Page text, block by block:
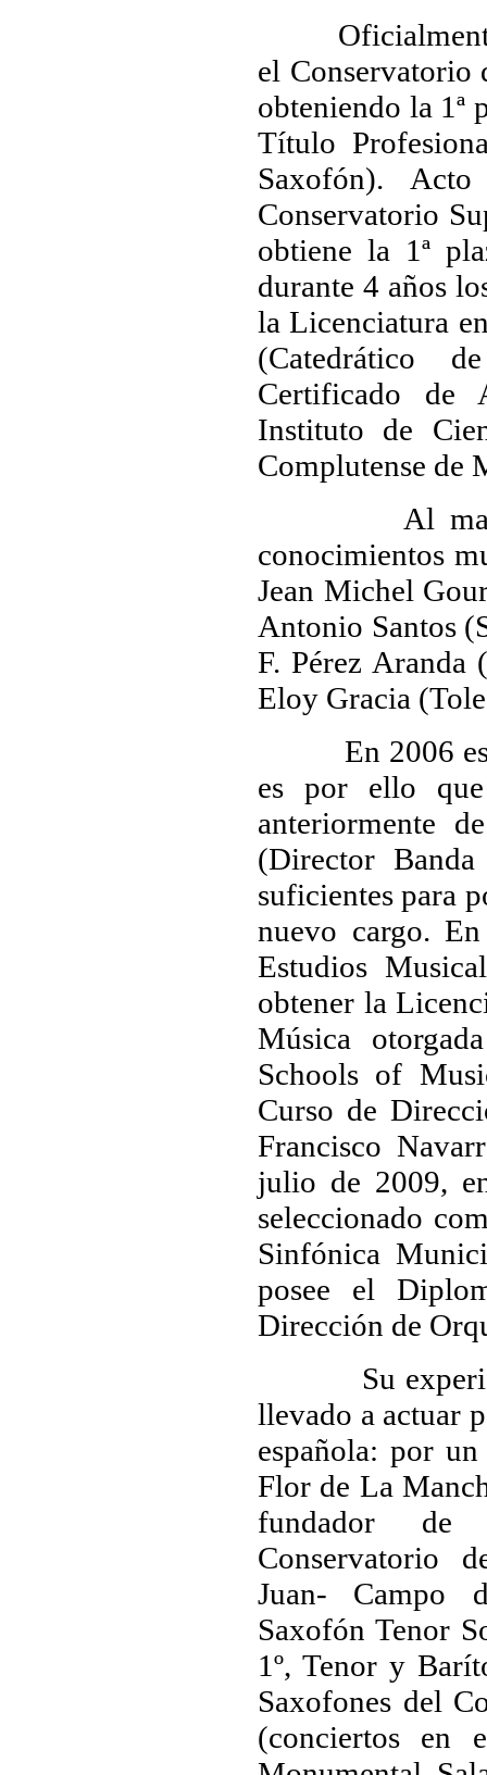
Oficialmente
el Conservatorio
obteniendo la 1ª
Título
Saxofón).
Conservatorio
obtiene la 1ª
durante 4 años
la Licenciatura
(Catedrático
Certificado de
Instituto de
Complutense de
Al margen
conocimientos
Jean Michel
Antonio Santos
F. Pérez Aranda
Eloy Gracia
En 2006 es
es por ello
anteriormente
(Director
suficientes para
nuevo cargo.
Estudios
obtener la
Música
Schools of
Curso de
Francisco
julio de 2009,
seleccionado
Sinfónica
posee el
Dirección de
Su
llevado a actuar
española: por
Flor de La
fundador
Conservatorio
Juan- Campo
Saxofón Tenor
1º, Tenor y
Saxofones del
(conciertos en